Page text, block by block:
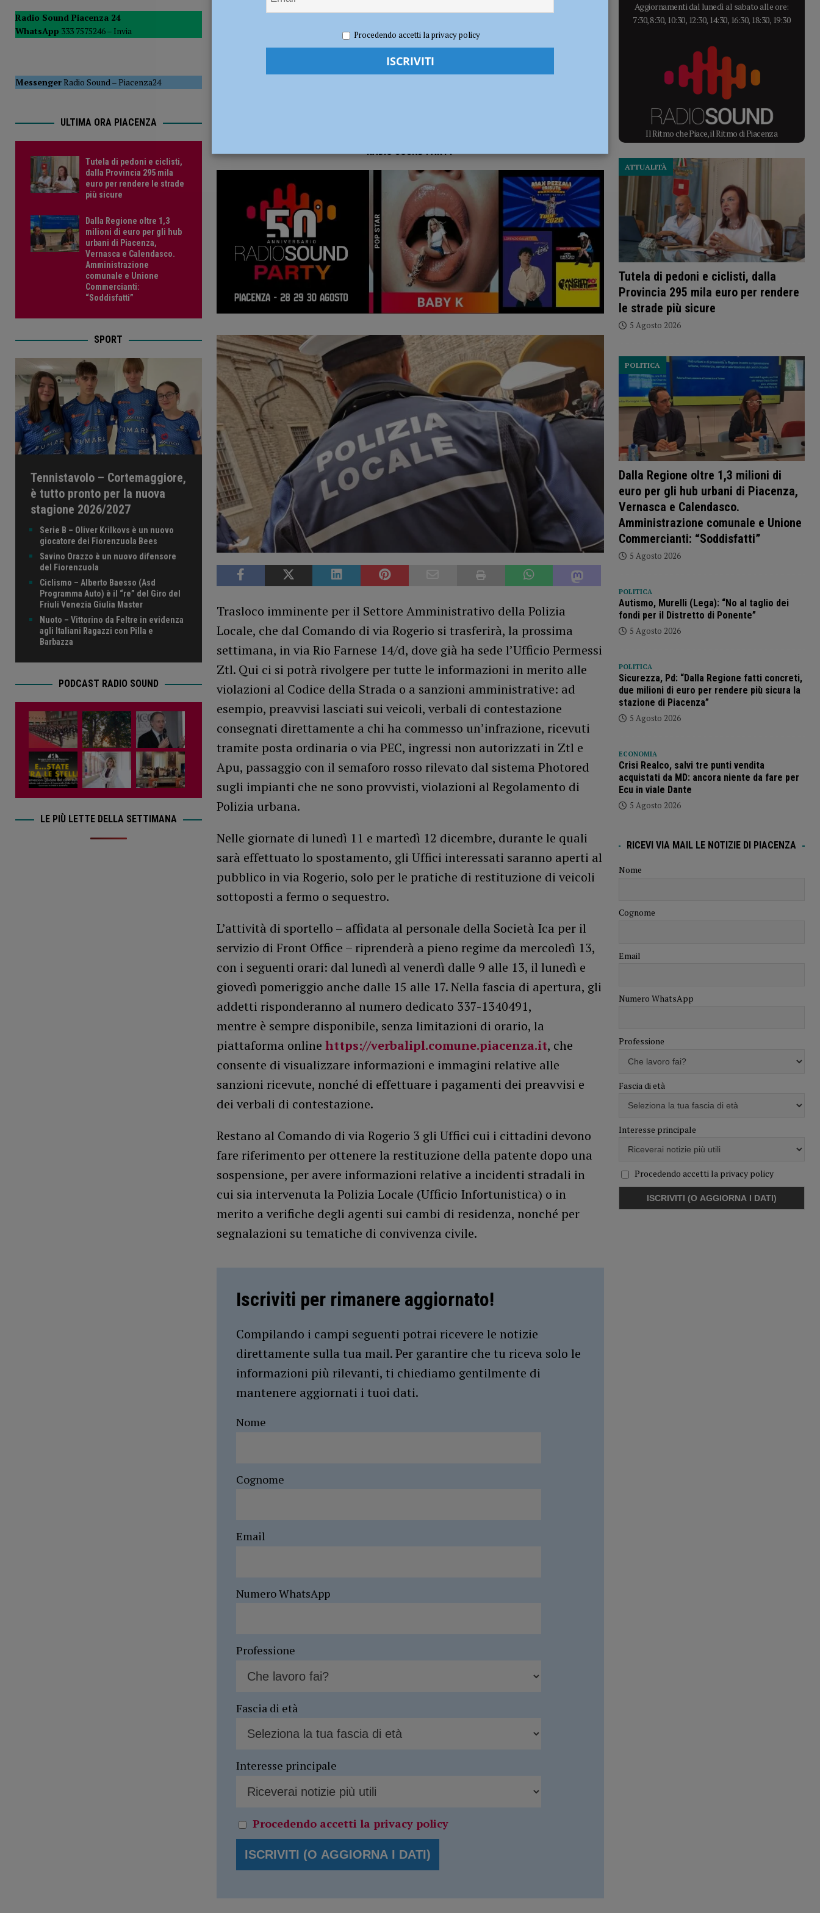
POLITICA
[ 5 Agosto 2026 ] Caldo estremo e asili nido, Tagliaferri (FdI): “Verificare subito la situazione nella provincia di Piacenza”
RADIO SOUND PARTY
Trasloco imminente per il Settore Amministrativo della Polizia
Locale, che dal Comando di via Rogerio si trasferirà, la prossima
settimana, in via Rio Farnese 14/d, dove già ha sede l’Ufficio Permessi
Ztl. Qui ci si potrà rivolgere per tutte le informazioni in merito alle
violazioni al Codice della Strada o a sanzioni amministrative: ad
esempio, preavvisi lasciati sui veicoli, verbali di contestazione
consegnati direttamente a chi ha commesso un’infrazione, ricevuti
tramite posta ordinaria o via PEC, ingressi non autorizzati in Ztl e
Apu, passaggio con il semaforo rosso rilevato dal sistema Photored
sugli impianti che ne sono provvisti, violazioni al Regolamento di
Polizia urbana.
Nelle giornate di lunedì 11 e martedì 12 dicembre, durante le quali
sarà effettuato lo spostamento, gli Uffici interessati saranno aperti al
pubblico in via Rogerio, solo per le pratiche di restituzione di veicoli
sottoposti a fermo o sequestro.
L’attività di sportello – affidata al personale della Società Ica per il
servizio di Front Office – riprenderà a pieno regime da mercoledì 13,
con i seguenti orari: dal lunedì al venerdì dalle 9 alle 13, il lunedì e
giovedì pomeriggio anche dalle 15 alle 17. Nella fascia di apertura, gli
addetti risponderanno al numero dedicato 337-1340491,
mentre è sempre disponibile, senza limitazioni di orario, la
piattaforma online https://verbalipl.comune.piacenza.it, che
consente di visualizzare informazioni e immagini relative alle
sanzioni ricevute, nonché di effettuare i pagamenti dei preavvisi e
dei verbali di contestazione.
Restano al Comando di via Rogerio 3 gli Uffici cui i cittadini devono
fare riferimento per ottenere la restituzione della patente dopo una
sospensione, per avere informazioni relative a incidenti stradali in
cui sia intervenuta la Polizia Locale (Ufficio Infortunistica) o in
merito a verifiche degli agenti sui cambi di residenza, nonché per
segnalazioni su tematiche di convivenza civile.
Iscriviti per rimanere aggiornato!
Compilando i campi seguenti potrai ricevere le notizie
direttamente sulla tua mail. Per garantire che tu riceva solo le
informazioni più rilevanti, ti chiediamo gentilmente di
mantenere aggiornati i tuoi dati.
Nome
Cognome
Email
Numero WhatsApp
Professione
Fascia di età
Interesse principale
Procedendo accetti la privacy policy
Radio Sound Piacenza 24
WhatsApp 333 7575246 – Invia
MessengerRadio Sound–Piacenza24
ULTIMA ORA PIACENZA
Tutela di pedoni e ciclisti,
dalla Provincia 295 mila
euro per rendere le strade
più sicure
Dalla Regione oltre 1,3
milioni di euro per gli hub
urbani di Piacenza,
Vernasca e Calendasco.
Amministrazione
comunale e Unione
Commercianti:
“Soddisfatti”
SPORT
Tennistavolo – Cortemaggiore,
è tutto pronto per la nuova
stagione 2026/2027
Serie B – Oliver Krilkovs è un nuovo
giocatore dei Fiorenzuola Bees
Savino Orazzo è un nuovo difensore
del Fiorenzuola
Ciclismo – Alberto Baesso (Asd
Programma Auto) è il “re” del Giro del
Friuli Venezia Giulia Master
Nuoto – Vittorino da Feltre in evidenza
agli Italiani Ragazzi con Pilla e
Barbazza
PODCAST RADIO SOUND
LE PIÙ LETTE DELLA SETTIMANA
Aggiornamenti dal lunedì al sabato alle ore:
7:30, 8:30, 10:30, 12:30, 14:30, 16:30, 18:30, 19:30
Il Ritmo che Piace, il Ritmo di Piacenza
Tutela di pedoni e ciclisti, dalla
Provincia 295 mila euro per rendere
le strade più sicure
ATTUALITÀ
5 Agosto 2026
Dalla Regione oltre 1,3 milioni di
euro per gli hub urbani di Piacenza,
Vernasca e Calendasco.
Amministrazione comunale e Unione
Commercianti: “Soddisfatti”
POLITICA
5 Agosto 2026
POLITICA
Autismo, Murelli (Lega): “No al taglio dei
fondi per il Distretto di Ponente”
5 Agosto 2026
POLITICA
Sicurezza, Pd: “Dalla Regione fatti concreti,
due milioni di euro per rendere più sicura la
stazione di Piacenza”
5 Agosto 2026
ECONOMIA
Crisi Realco, salvi tre punti vendita
acquistati da MD: ancora niente da fare per
Ecu in viale Dante
5 Agosto 2026
RICEVI VIA MAIL LE NOTIZIE DI PIACENZA
Nome
Cognome
Email
Numero WhatsApp
Professione
Fascia di età
Interesse principale
Procedendo accetti la privacy policy
Procedendo accetti la privacy policy